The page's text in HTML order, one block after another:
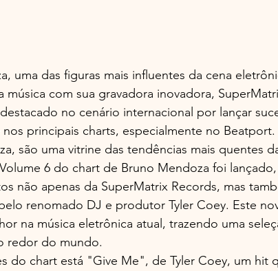
uma das figuras mais influentes da cena
música com sua gravadora inovadora,
no cenário internacional por lançar
principais charts, especialmente no Beatport.
são uma vitrine das tendências mais quentes
6 do chart de Bruno Mendoza foi
não apenas da SuperMatrix Records, mas
renomado DJ e produtor Tyler Coey. Este
na música eletrônica atual, trazendo uma
redor do mundo.
do chart está "Give Me", de Tyler Coey, um hit